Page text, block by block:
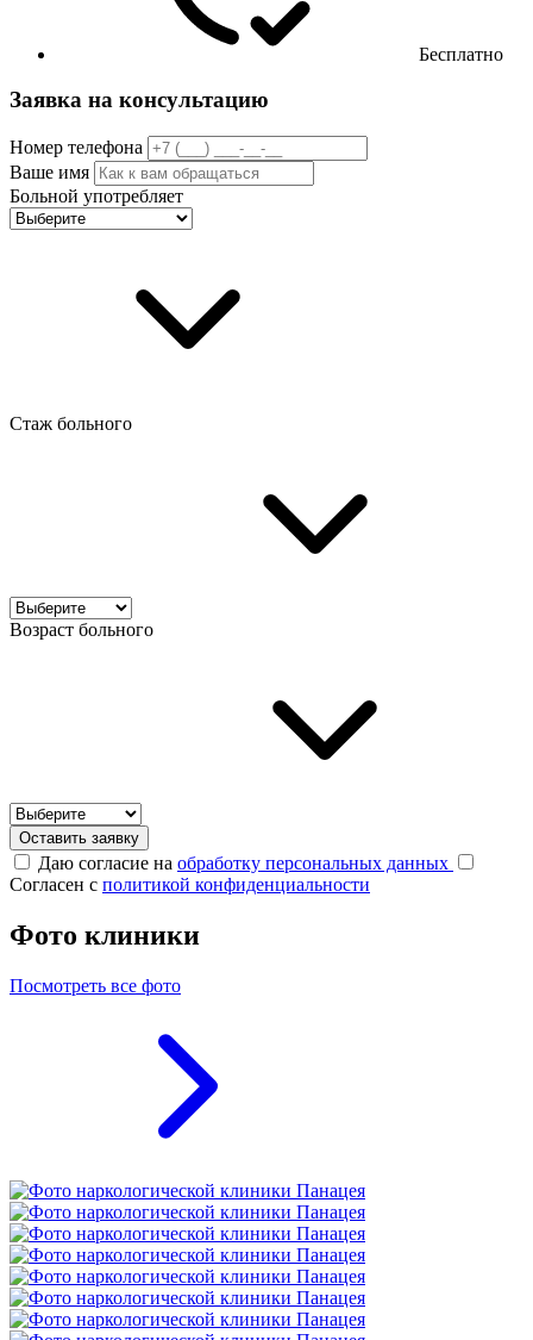
Бесплатно
Заявка на консультацию
Номер телефона
Ваше имя
Больной употребляет
Стаж больного
Возраст больного
Оставить заявку
Даю согласие на обработку персональных данных
Согласен с политикой конфиденциальности
Фото клиники
Посмотреть все фото